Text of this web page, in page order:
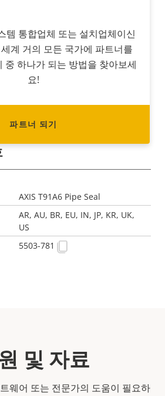
템 통합업체 또는 설치업체이신
계 거의 모든 국가에 파트너를
중 하나가 되는 방법을 찾아보세
요!
파트너 되기
AXIS T91A6 Pipe Seal
AR, AU, BR, EU, IN, JP, KR, UK,
US
5503-781
및 자료
웨어 또는 전문가의 도움이 필요하